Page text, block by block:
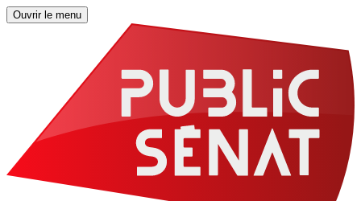
Ouvrir le menu